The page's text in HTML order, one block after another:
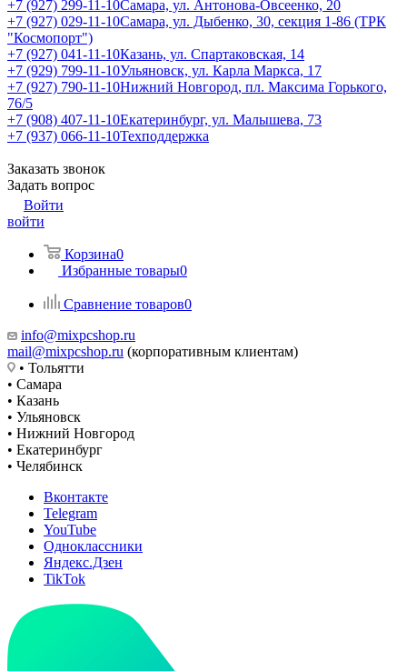
+7 (927) 299-11-10Самара, ул. Антонова-Овсеенко, 20
+7 (927) 029-11-10Самара, ул. Дыбенко, 30, секция 1-86 (ТРК
"Космопорт")
+7 (927) 041-11-10Казань, ул. Спартаковская, 14
+7 (929) 799-11-10Ульяновск, ул. Карла Маркса, 17
+7 (927) 790-11-10Нижний Новгород, пл. Максима Горького,
76/5
+7 (908) 407-11-10Екатеринбург, ул. Малышева, 73
+7 (937) 066-11-10Техподдержка
Заказать звонок
Задать вопрос
Войти
войти
Корзина0
Избранные товары0
Сравнение товаров0
info@mixpcshop.ru
mail@mixpcshop.ru (корпоративным клиентам)
• Тольятти
• Самара
• Казань
• Ульяновск
• Нижний Новгород
• Екатеринбург
• Челябинск
Вконтакте
Telegram
YouTube
Одноклассники
Яндекс.Дзен
TikTok